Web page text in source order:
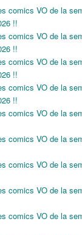
comics VO de la
!!
comics VO de la
!!
comics VO de la
!!
comics VO de la
!!
comics VO de la
comics VO de la
comics VO de la
comics VO de la
comics VO de la